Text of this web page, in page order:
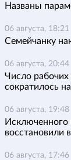
Названы
06 августа, 18:21
Семейчанку
06 августа, 20:44
Число
сократилось
06 августа, 19:48
Исключенного
восстановили
06 августа, 17:46